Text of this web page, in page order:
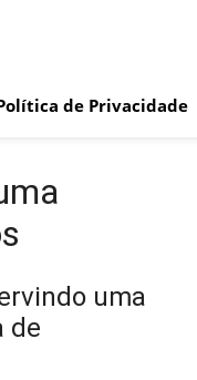
de Privacidade
uma
de